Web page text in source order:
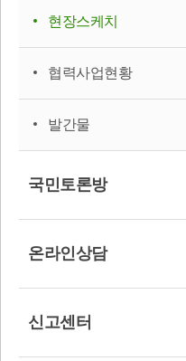
현장스케치
협력사업현황
발간물
국민토론방
온라인상담
신고센터